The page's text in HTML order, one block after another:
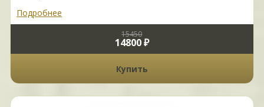
Подробнее
15450
14800 ₽
Купить